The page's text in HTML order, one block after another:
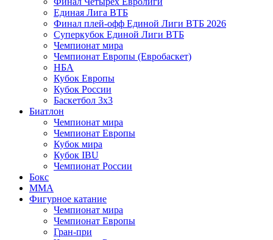
Единая Лига ВТБ
Финал плей-офф Единой Лиги ВТБ 2026
Суперкубок Единой Лиги ВТБ
Чемпионат мира
Чемпионат Европы (Евробаскет)
НБА
Кубок Европы
Кубок России
Баскетбол 3х3
Биатлон
Чемпионат мира
Чемпионат Европы
Кубок мира
Кубок IBU
Чемпионат России
Бокс
MMA
Фигурное катание
Чемпионат мира
Чемпионат Европы
Гран-при